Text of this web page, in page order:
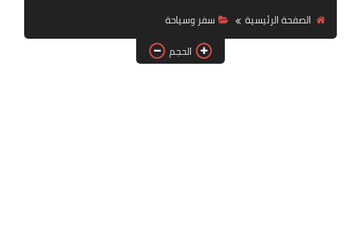
الصفحة الرئيسية
سفر وسياحة
الحجم